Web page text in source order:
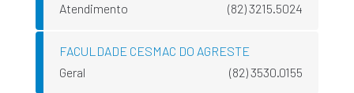
Atendimento
(82) 3215.5024
FACULDADE CESMAC DO AGRESTE
Geral
(82) 3530.0155